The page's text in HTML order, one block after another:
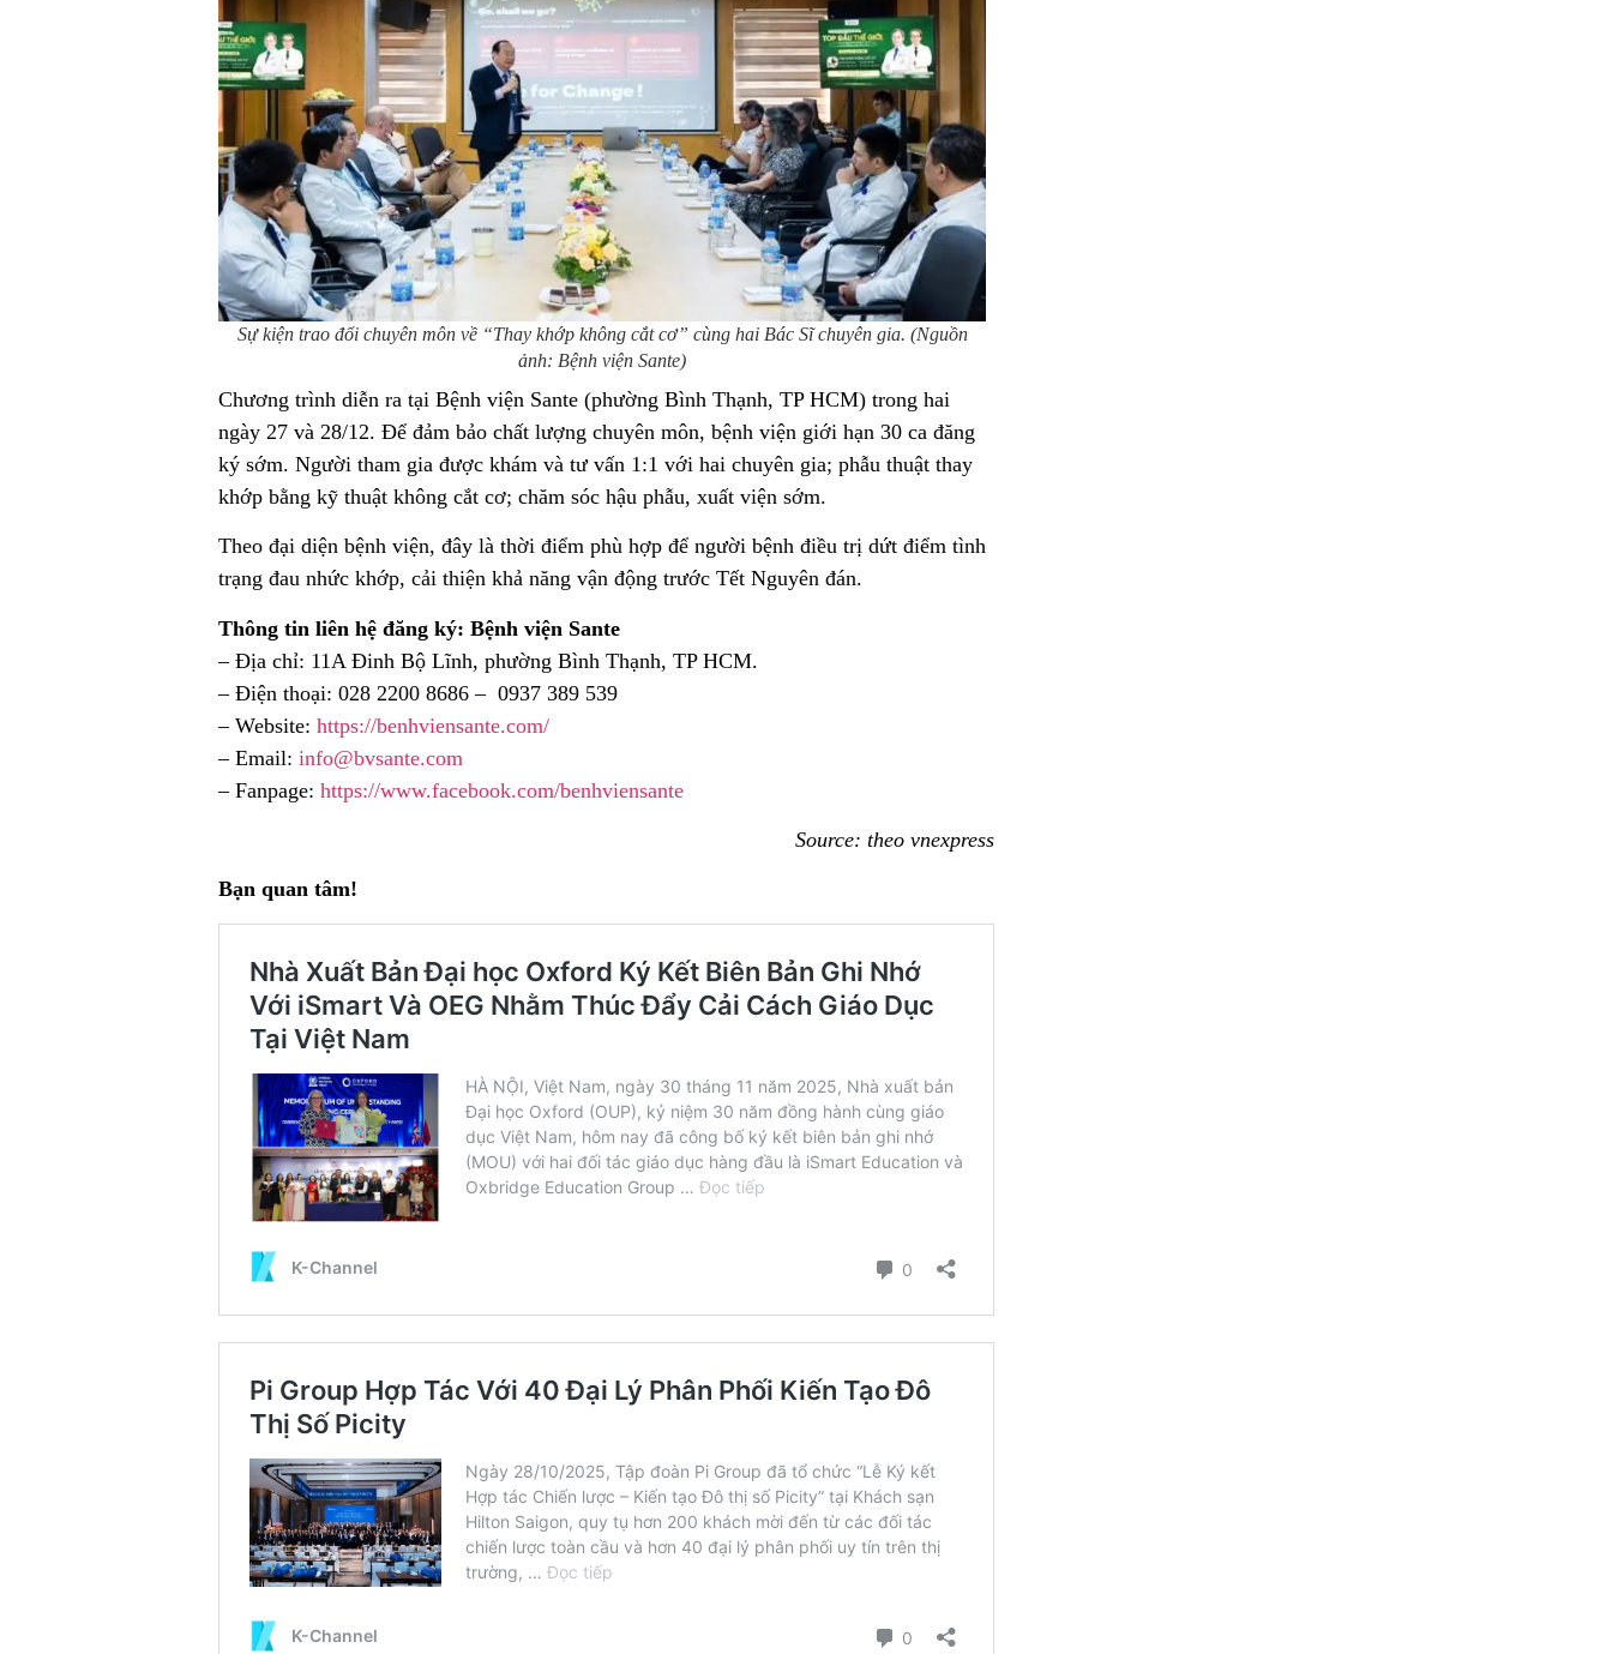
Sự kiện trao đổi chuyên môn về “Thay khớp không cắt cơ” cùng hai Bác Sĩ chuyên gia. (Nguồn
ảnh: Bệnh viện Sante)
Chương trình diễn ra tại Bệnh viện Sante (phường Bình Thạnh, TP HCM) trong hai
ngày 27 và 28/12. Để đảm bảo chất lượng chuyên môn, bệnh viện giới hạn 30 ca đăng
ký sớm. Người tham gia được khám và tư vấn 1:1 với hai chuyên gia; phẫu thuật thay
khớp bằng kỹ thuật không cắt cơ; chăm sóc hậu phẫu, xuất viện sớm.
Theo đại diện bệnh viện, đây là thời điểm phù hợp để người bệnh điều trị dứt điểm tình
trạng đau nhức khớp, cải thiện khả năng vận động trước Tết Nguyên đán.
Thông tin liên hệ đăng ký: Bệnh viện Sante
– Địa chỉ: 11A Đinh Bộ Lĩnh, phường Bình Thạnh, TP HCM.
– Điện thoại: 028 2200 8686 – 0937 389 539
– Website: https://benhviensante.com/
– Email: info@bvsante.com
– Fanpage: https://www.facebook.com/benhviensante
Source: theo vnexpress
Bạn quan tâm!